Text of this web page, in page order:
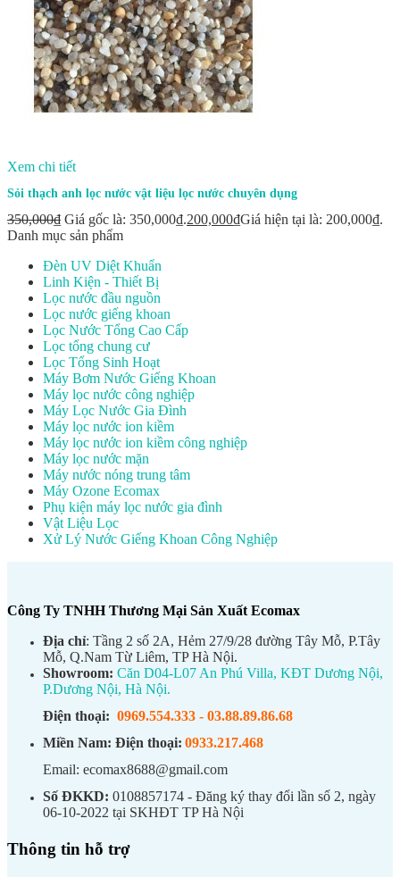
Xem chi tiết
Sỏi thạch anh lọc nước vật liệu lọc nước chuyên dụng
350,000₫ Giá gốc là: 350,000₫.200,000₫Giá hiện tại là: 200,000₫.
Danh mục sản phẩm
Đèn UV Diệt Khuẩn
Linh Kiện - Thiết Bị
Lọc nước đầu nguồn
Lọc nước giếng khoan
Lọc Nước Tổng Cao Cấp
Lọc tổng chung cư
Lọc Tổng Sinh Hoạt
Máy Bơm Nước Giếng Khoan
Máy lọc nước công nghiệp
Máy Lọc Nước Gia Đình
Máy lọc nước ion kiềm
Máy lọc nước ion kiềm công nghiệp
Máy lọc nước mặn
Máy nước nóng trung tâm
Máy Ozone Ecomax
Phụ kiện máy lọc nước gia đình
Vật Liệu Lọc
Xử Lý Nước Giếng Khoan Công Nghiệp
Công Ty TNHH Thương Mại Sản Xuất Ecomax
Địa chỉ: Tầng 2 số 2A, Hẻm 27/9/28 đường Tây Mỗ, P.Tây
Mỗ, Q.Nam Từ Liêm, TP Hà Nội.
Showroom: Căn D04-L07 An Phú Villa, KĐT Dương Nội,
P.Dương Nội, Hà Nội.
Điện thoại: 0969.554.333 - 03.88.89.86.68
Miền Nam: Điện thoại: 0933.217.468
Email: ecomax8688@gmail.com
Số ĐKKD: 0108857174 - Đăng ký thay đổi lần số 2, ngày
06-10-2022 tại SKHĐT TP Hà Nội
Thông tin hỗ trợ